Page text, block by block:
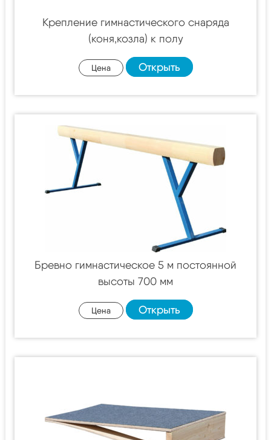
Крепление гимнастического снаряда
(коня,козла) к полу
Цена Открыть
Бревно гимнастическое 5 м постоянной
высоты 700 мм
Цена Открыть